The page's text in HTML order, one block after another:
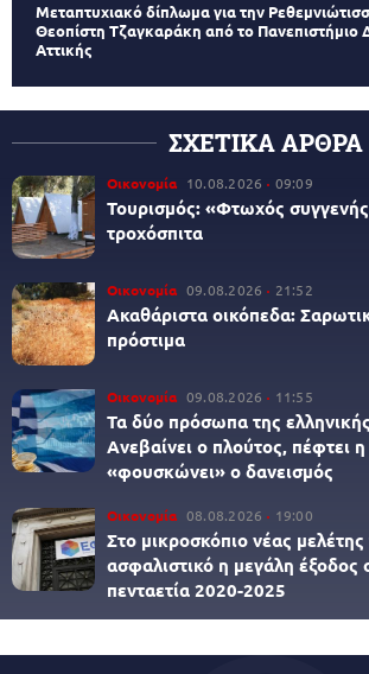
Μεταπτυχιακό δίπλωμα για την
Θεοπίστη Τζαγκαράκη από το Πανεπιστήμιο
Αττικής
ΣΧΕΤΙΚΑ ΑΡΘΡΑ
Οικονομία 10.08.2026 09:09
Τουρισμός: «Φτωχός συγγενής
τροχόσπιτα
Οικονομία 09.08.2026 21:52
Ακαθάριστα οικόπεδα:
πρόστιμα
Οικονομία 09.08.2026 11:55
Τα δύο πρόσωπα της
Aνεβαίνει ο πλούτος, πέφτει
«φουσκώνει» ο δανεισμός
Οικονομία 08.08.2026 19:00
Στο μικροσκόπιο νέας μελέτης
ασφαλιστικό η μεγάλη έξοδος
πενταετία 2020-2025